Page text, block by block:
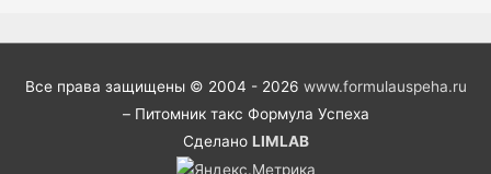
Все права защищены © 2004 - 2026 www.formulauspeha.ru
– Питомник такс Формула Успеха
Сделано LIMLAB